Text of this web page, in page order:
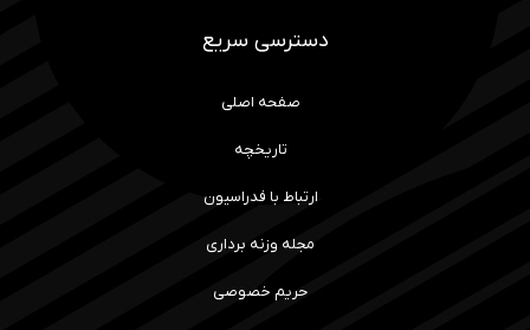
دسترسی سریع
صفحه اصلی
تاریخچه
ارتباط با فدراسیون
مجله وزنه برداری
حریم خصوصی